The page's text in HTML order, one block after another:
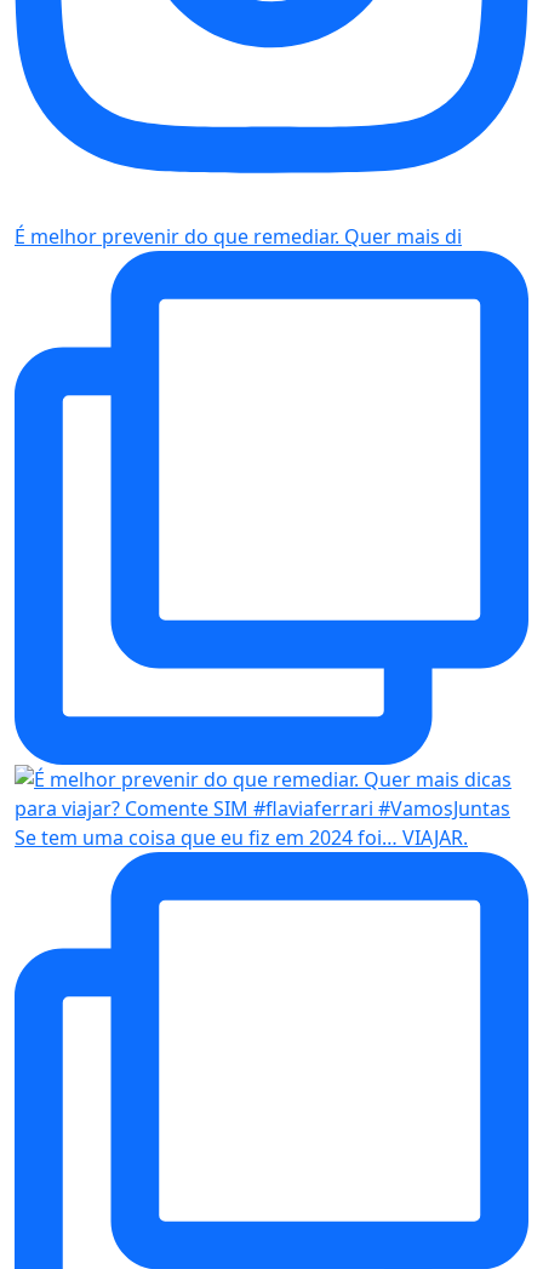
É melhor prevenir do que remediar. Quer mais di
Se tem uma coisa que eu fiz em 2024 foi… VIAJAR.